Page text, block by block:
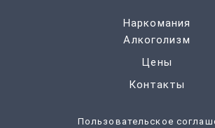
Наркомания
Алкоголизм
Цены
Контакты
Пользовательское